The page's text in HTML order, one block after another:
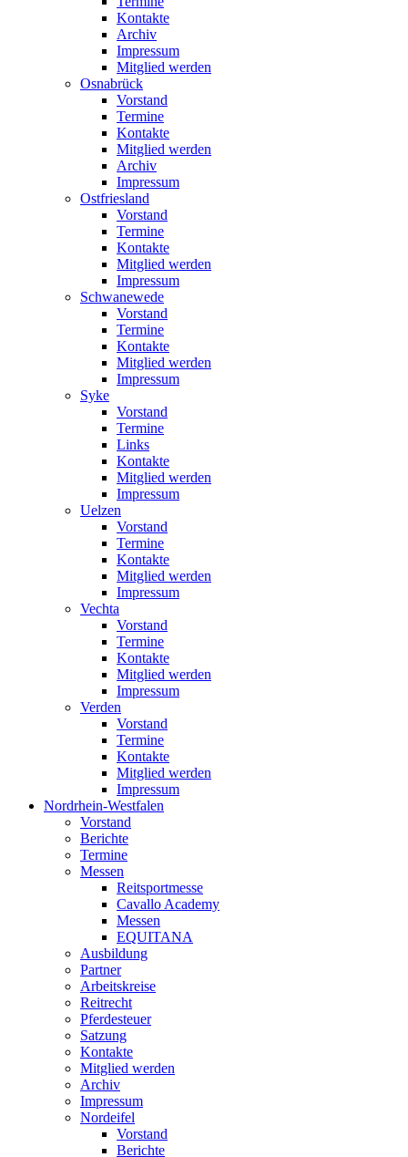
Kontakte
Archiv
Impressum
Mitglied werden
Osnabrück
Vorstand
Termine
Kontakte
Mitglied werden
Archiv
Impressum
Ostfriesland
Vorstand
Termine
Kontakte
Mitglied werden
Impressum
Schwanewede
Vorstand
Termine
Kontakte
Mitglied werden
Impressum
Syke
Vorstand
Termine
Links
Kontakte
Mitglied werden
Impressum
Uelzen
Vorstand
Termine
Kontakte
Mitglied werden
Impressum
Vechta
Vorstand
Termine
Kontakte
Mitglied werden
Impressum
Verden
Vorstand
Termine
Kontakte
Mitglied werden
Impressum
Nordrhein-Westfalen
Vorstand
Berichte
Termine
Messen
Reitsportmesse
Cavallo Academy
Messen
EQUITANA
Ausbildung
Partner
Arbeitskreise
Reitrecht
Pferdesteuer
Satzung
Kontakte
Mitglied werden
Archiv
Impressum
Nordeifel
Vorstand
Berichte